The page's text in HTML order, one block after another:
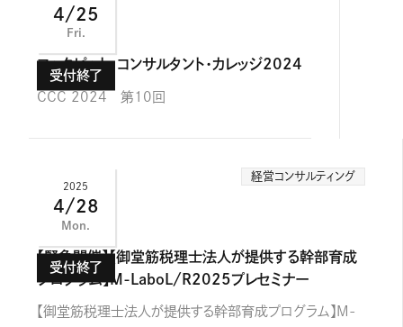
4/25
Fri.
コックピット・コンサルタント・カレッジ2024
CCC 2024 第10回
経営コンサルティング
2025
4/28
Mon.
【緊急開催】【御堂筋税理士法人が提供する幹部育成
プログラム】M-LaboL/R2025プレセミナー
【御堂筋税理士法人が提供する幹部育成プログラム】M-